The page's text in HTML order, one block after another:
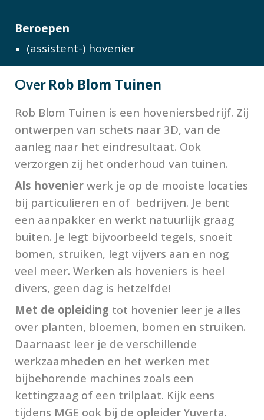
Beroepen
(assistent-) hovenier
Over Rob Blom Tuinen
Rob Blom Tuinen is een hoveniersbedrijf. Zij
ontwerpen van schets naar 3D, van de
aanleg naar het eindresultaat. Ook
verzorgen zij het onderhoud van tuinen.
Als hovenier werk je op de mooiste locaties
bij particulieren en of bedrijven. Je bent
een aanpakker en werkt natuurlijk graag
buiten. Je legt bijvoorbeeld tegels, snoeit
bomen, struiken, legt vijvers aan en nog
veel meer. Werken als hoveniers is heel
divers, geen dag is hetzelfde!
Met de opleiding tot hovenier leer je alles
over planten, bloemen, bomen en struiken.
Daarnaast leer je de verschillende
werkzaamheden en het werken met
bijbehorende machines zoals een
kettingzaag of een trilplaat. Kijk eens
tijdens MGE ook bij de opleider Yuverta.